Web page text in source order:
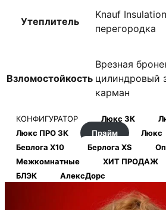
Утеплитель
Knauf
перегородка
Взломостойкость
Врезная
цилиндровый
карман
КОНФИГУРАТОР Люкс 3К
Люкс ПРО 3К
Прайм Люкс
Берлога Х10
Берлога XS
Межкомнатные
ХИТ ПРОДАЖ
БЛЭК
АлексДорс